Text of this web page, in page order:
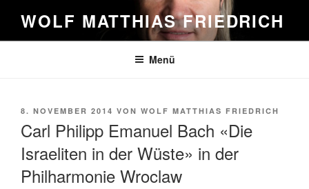
Inhalt
springen
WOLF MATTHIAS FRIEDRICH
Menü
VERÖFFENTLICHT
8. NOVEMBER 2014 VON WOLF MATTHIAS FRIEDRICH
Carl Philipp Emanuel Bach «Die
Israeliten in der Wüste» in der
Philharmonie Wroclaw